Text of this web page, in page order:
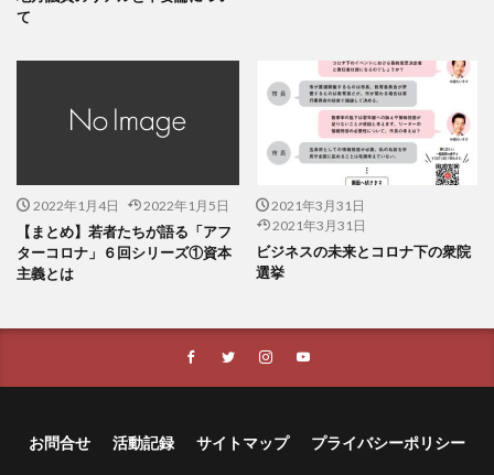
て
2022年1月4日 2022年1月5日
【まとめ】若者たちが語る「アフ
ターコロナ」６回シリーズ①資本
主義とは
2021年3月31日
2021年3月31日
ビジネスの未来とコロナ下の衆院
選挙
お問合せ 活動記録 サイトマップ プライバシーポリシー